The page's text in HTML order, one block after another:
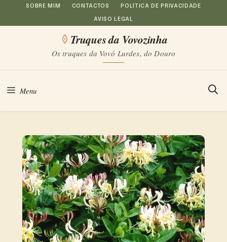
Saltar
para
conteúdo
SOBRE MIM CONTACTOS POLÍTICA DE PRIVACIDADE
AVISO LEGAL
Truques da Vovozinha
Os truques da Vovó Lurdes, do Douro
Menu